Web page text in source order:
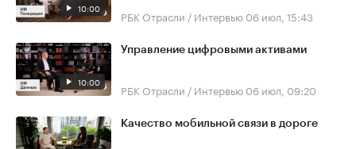
10:00 РБК Отрасли / Интервью 06 июл, 15:43
10:00
Управление цифровыми активами
РБК Отрасли / Интервью 06 июл, 09:20
Качество мобильной связи в дороге